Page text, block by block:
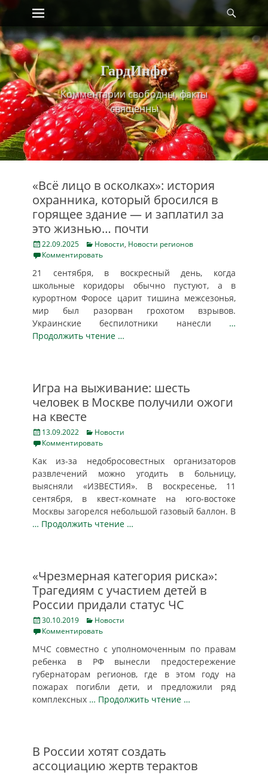
Skip
content
Primary Menu
ГардИнфо
Комментарии свободны, факты
священны
«Всё лицо в осколках»: история
охранника, который бросился в
горящее здание — и заплатил за
это жизнью… почти
Posted
on
22.09.2025 Categories
Новости, Новости регионов
Комментировать
21 сентября, в воскресный день, когда
школьные коридоры обычно пустуют, а в
курортном Форосе царит тишина межсезонья,
мир был разорван грохотом взрывов.
Украинские беспилотники нанесли …
Продолжить чтение …
Игра на выживание: шесть
человек в Москве получили ожоги
на квесте
Posted
on
13.09.2022 Categories
Новости
Комментировать
Как из-за недобросовестных организаторов
развлечений можно угодить в больницу,
выясняли «ИЗВЕСТИЯ». В воскреcенье, 11
сентября, в квест-комнате на юго-востоке
Москвы загорелся небольшой газовый баллон. В
… Продолжить чтение …
«Чрезмерная категория риска»:
Трагедиям с участием детей в
России придали статус ЧС
Posted
on
30.10.2019 Categories
Новости
Комментировать
МЧС совместно с уполномоченным по правам
ребенка в РФ вынесли предостережение
губернаторам регионов, где в этом году на
пожарах погибли дети, и предложили ряд
комплексных … Продолжить чтение …
В России хотят создать
ассоциацию жертв терактов